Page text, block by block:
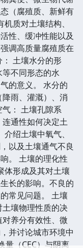
（腐殖质、新鲜有
质对土壤结构、
性、缓冲性能以及
调高质量腐殖质在
土壤水分的形
不同形态的水
的意义。 水分的
雨、灌溉）、消
： 土壤孔隙系
通性如何决定土
绍土壤中氧气、
以及土壤通气不良
。 土壤的理化性
体形成及其对土壤
长的影响。不良的
常见问题。 土壤
壤物理性质的决
养分有效性、微
并讨论城市环境中
量（CEC）与阴离